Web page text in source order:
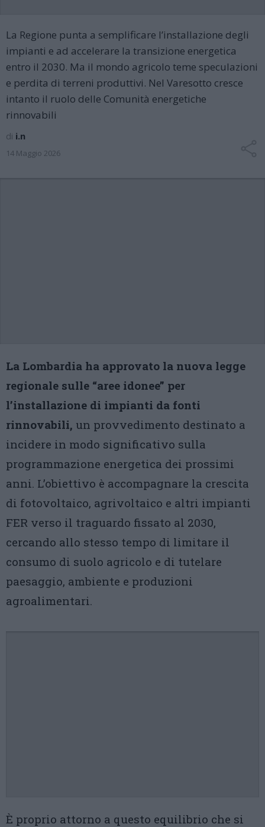
La Regione punta a semplificare l’installazione degli
impianti e ad accelerare la transizione energetica
entro il 2030. Ma il mondo agricolo teme speculazioni
e perdita di terreni produttivi. Nel Varesotto cresce
intanto il ruolo delle Comunità energetiche
rinnovabili
di i.n
14 Maggio 2026
La Lombardia ha approvato la nuova legge
regionale sulle “aree idonee” per
l’installazione di impianti da fonti
rinnovabili, un provvedimento destinato a
incidere in modo significativo sulla
programmazione energetica dei prossimi
anni. L’obiettivo è accompagnare la crescita
di fotovoltaico, agrivoltaico e altri impianti
FER verso il traguardo fissato al 2030,
cercando allo stesso tempo di limitare il
consumo di suolo agricolo e di tutelare
paesaggio, ambiente e produzioni
agroalimentari.
È proprio attorno a questo equilibrio che si